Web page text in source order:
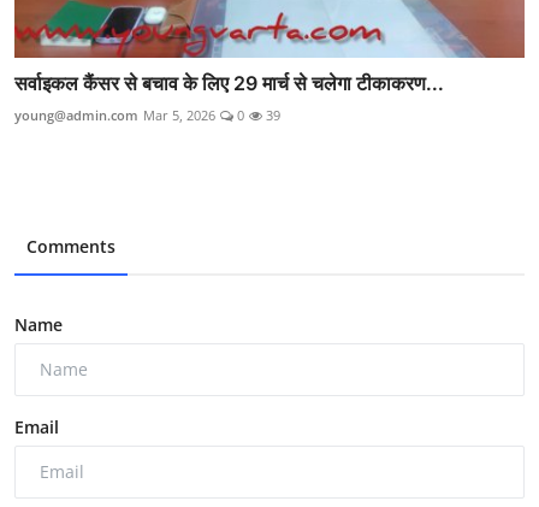
सर्वाइकल कैंसर से बचाव के लिए 29 मार्च से चलेगा टीकाकरण...
young@admin.com Mar 5, 2026 0 39
Comments
Name
Email